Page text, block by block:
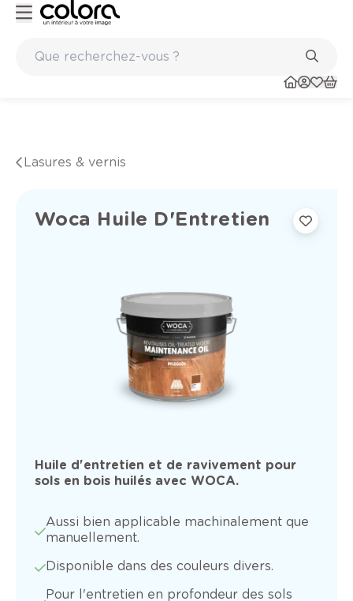
Lasures & vernis
Woca Huile D'Entretien
Huile d'entretien et de ravivement pour
sols en bois huilés avec WOCA.
Aussi bien applicable machinalement que
manuellement.
Disponible dans des couleurs divers.
Pour l'entretien en profondeur des sols